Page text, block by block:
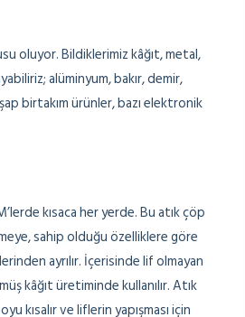
oluyor. Bildiklerimiz kâğıt, metal,
alüminyum, bakır, demir,
birtakım ürünler, bazı elektronik
kısaca her yerde. Bu atık çöp
sahip olduğu özelliklere göre
ayrılır. İçerisinde lif olmayan
kâğıt üretiminde kullanılır. Atık
kısalır ve liflerin yapışması için